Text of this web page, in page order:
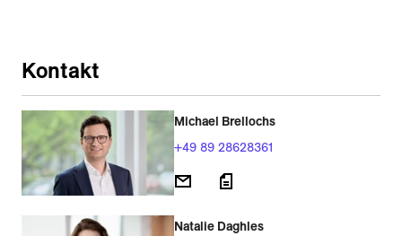
Kontakt
Michael Brellochs
+49 89 28628361
Natalie Daghles